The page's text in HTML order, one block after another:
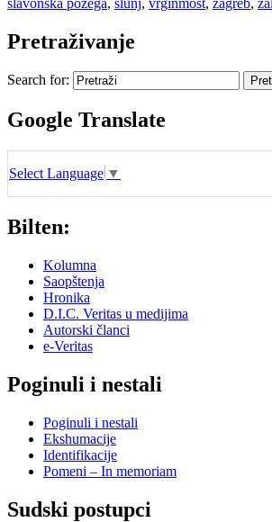
Pretraživanje
Search for:
Google Translate
Select Language ▼
Bilten:
Kolumna
Saopštenja
Hronika
D.I.C. Veritas u medijima
Autorski članci
e-Veritas
Poginuli i nestali
Poginuli i nestali
Ekshumacije
Identifikacije
Pomeni – In memoriam
Sudski postupci